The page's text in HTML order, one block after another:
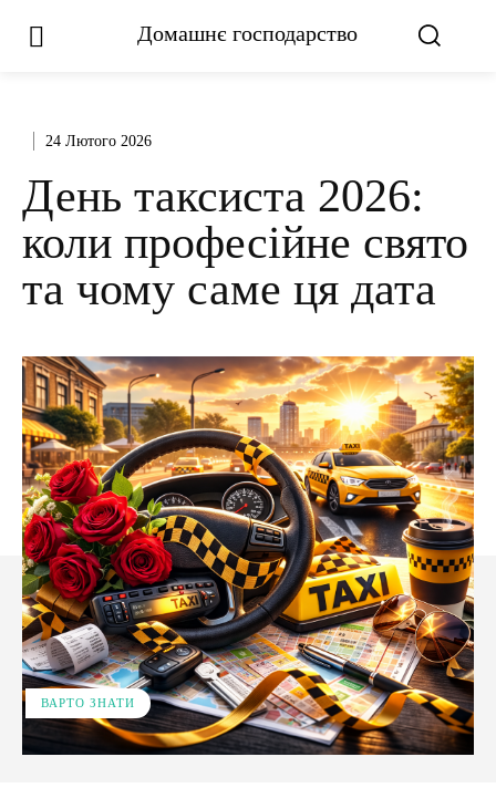
Домашнє господарство
24 Лютого 2026
День таксиста 2026:
коли професійне свято
та чому саме ця дата
ВАРТО ЗНАТИ